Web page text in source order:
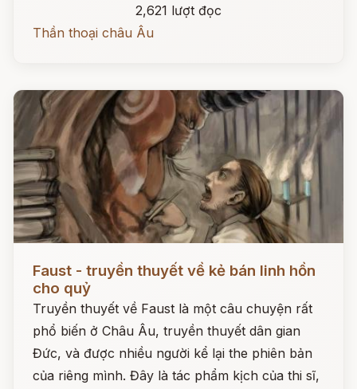
2,621 lượt đọc
Thần thoại châu Âu
Faust - truyền thuyết về kẻ bán linh hồn
cho quỷ
Truyền thuyết về Faust là một câu chuyện rất
phổ biến ở Châu Âu, truyền thuyết dân gian
Đức, và được nhiều người kể lại the phiên bản
của riêng mình. Đây là tác phẩm kịch của thi sĩ,